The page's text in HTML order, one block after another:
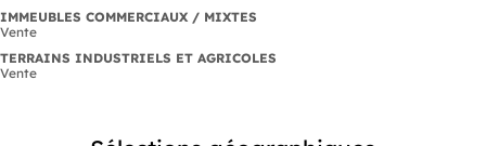
IMMEUBLES COMMERCIAUX / MIXTES
Vente
TERRAINS INDUSTRIELS ET AGRICOLES
Vente